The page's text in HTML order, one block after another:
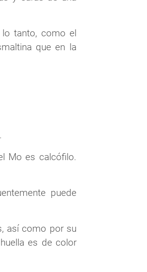
tanto, como el
que en la
Mo es calcófilo.
puede
así como por su
es de color